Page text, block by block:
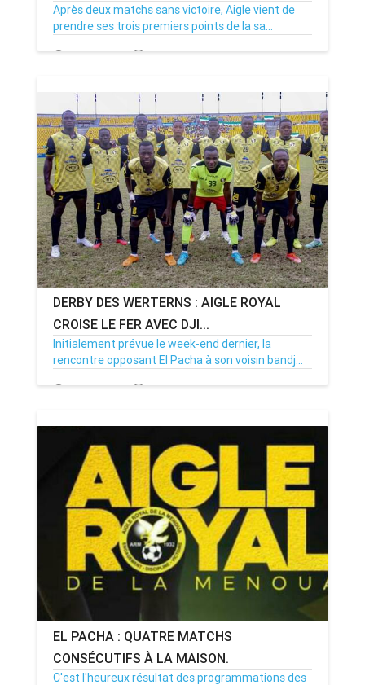
Après deux matchs sans victoire, Aigle vient de
prendre ses trois premiers points de la sa...
03/11/22 Par MenouActu 0
DERBY DES WERTERNS : AIGLE ROYAL
CROISE LE FER AVEC DJI...
Initialement prévue le week-end dernier, la
rencontre opposant El Pacha à son voisin bandj...
31/10/22 Par MenouActu 0
EL PACHA : QUATRE MATCHS
CONSÉCUTIFS À LA MAISON.
C'est l'heureux résultat des programmations des